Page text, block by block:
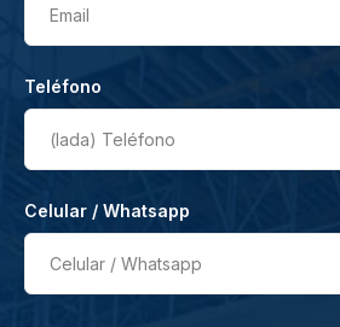
Email
Teléfono
(lada) Teléfono
Celular / Whatsapp
Celular / Whatsapp